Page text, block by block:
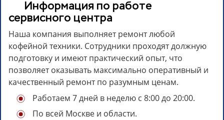
Информация по работе
сервисного центра
Наша компания выполняет ремонт любой
кофейной техники. Сотрудники проходят должную
подготовку и имеют практический опыт, что
позволяет оказывать максимально оперативный и
качественный ремонт по разумным ценам.
Работаем 7 дней в неделю с 8:00 до 20:00.
По всей Москве и области.